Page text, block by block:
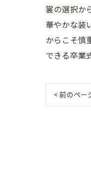
裳の選択か
華やかな装
からこそ慎
できる卒業
< 前のペー